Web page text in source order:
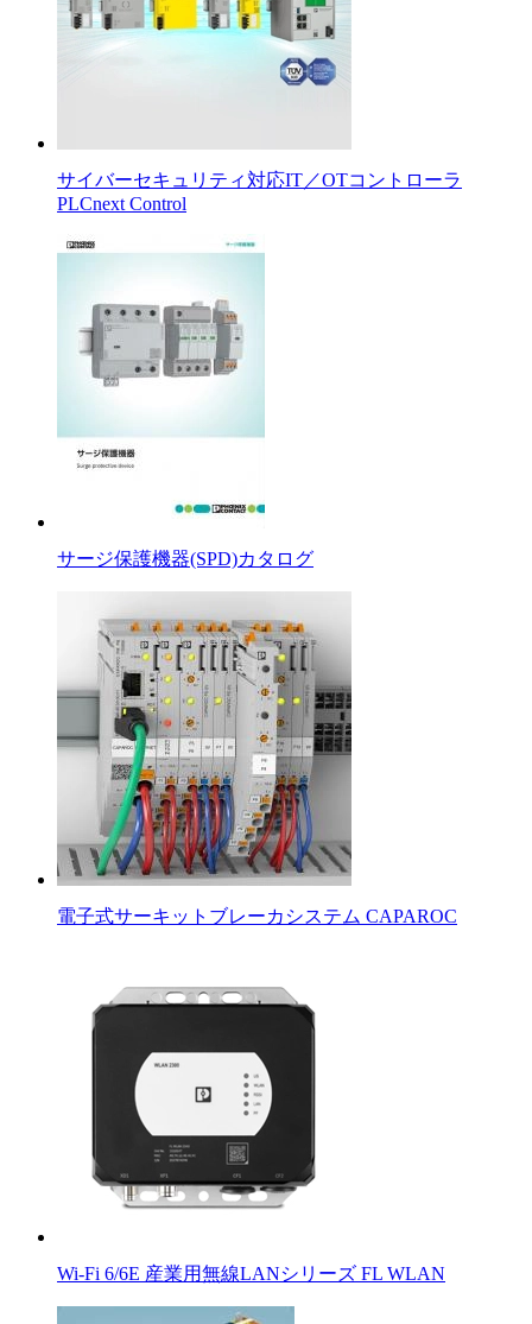
サイバーセキュリティ対応IT／OTコントローラ
PLCnext Control
サージ保護機器(SPD)カタログ
電子式サーキットブレーカシステム CAPAROC
Wi-Fi 6/6E 産業用無線LANシリーズ FL WLAN